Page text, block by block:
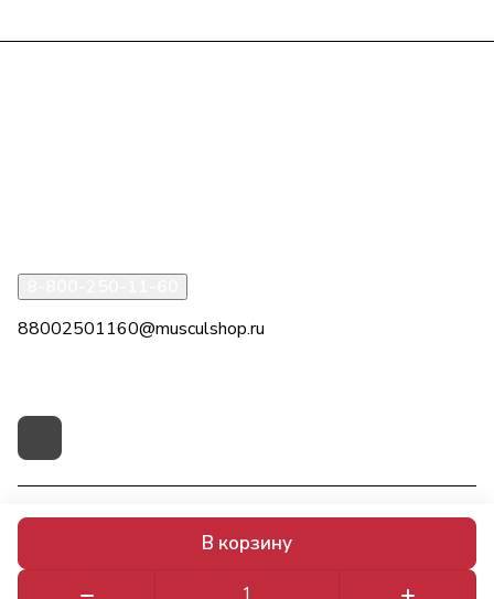
В корзину
88002501160@musculshop.ru
Конфиденциальность Оферта